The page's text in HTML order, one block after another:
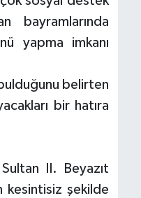
bayramlarında
yapma imkanı
belirten
bir hatıra
II. Beyazıt
kesintisiz şekilde